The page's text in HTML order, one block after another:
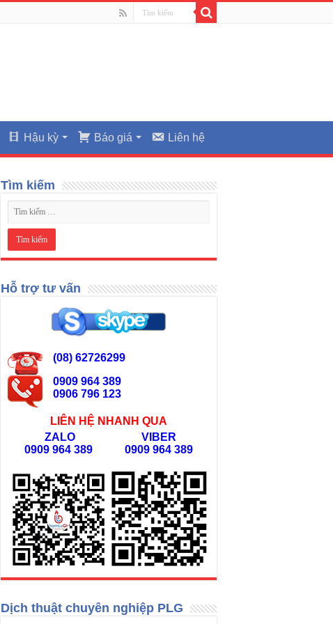
Hậu kỳ Báo giá Liên hệ
Tìm kiếm
Hỗ trợ tư vấn
(08) 62726299
0909 964 389
0906 796 123
LIÊN HỆ NHANH QUA
ZALO
0909 964 389
VIBER
0909 964 389
Dịch thuật chuyên nghiệp PLG